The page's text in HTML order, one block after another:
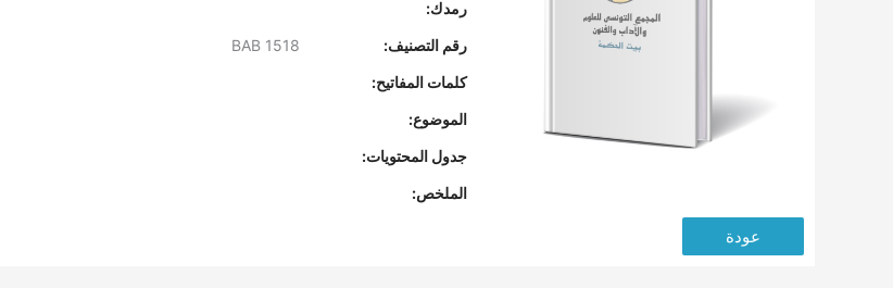
رمدك:
رقم التصنيف:
كلمات المفاتيح:
الموضوع:
جدول المحتويات:
الملخص:
عودة